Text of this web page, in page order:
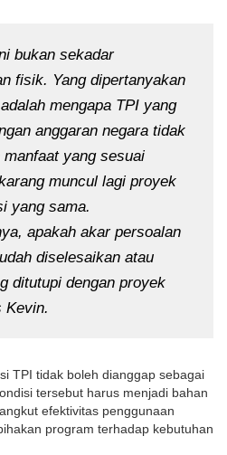
bukan sekadar
fisik. Yang dipertanyakan
mengapa TPI yang
anggaran negara tidak
yang sesuai
muncul lagi proyek
yang sama.
apakah akar persoalan
diselesaikan atau
ditutupi dengan proyek
Kevin.
TPI tidak boleh dianggap sebagai
tersebut harus menjadi bahan
efektivitas penggunaan
program terhadap kebutuhan